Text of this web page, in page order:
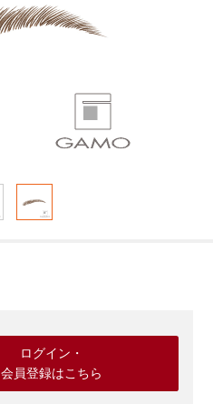
ログイン・
会員登録はこちら